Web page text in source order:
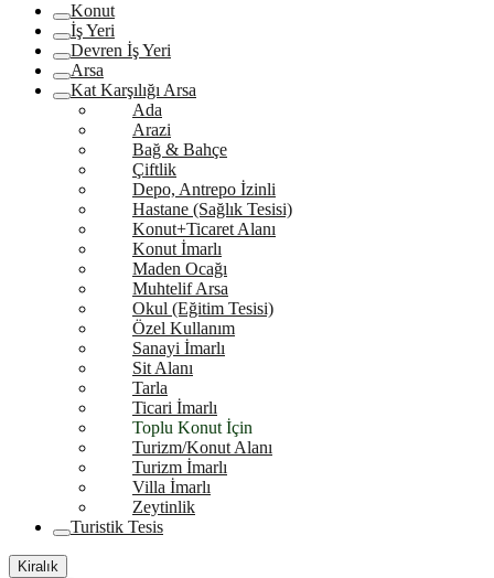
Konut
İş Yeri
Devren İş Yeri
Arsa
Kat Karşılığı Arsa
Ada
Arazi
Bağ & Bahçe
Çiftlik
Depo, Antrepo İzinli
Hastane (Sağlık Tesisi)
Konut+Ticaret Alanı
Konut İmarlı
Maden Ocağı
Muhtelif Arsa
Okul (Eğitim Tesisi)
Özel Kullanım
Sanayi İmarlı
Sit Alanı
Tarla
Ticari İmarlı
Toplu Konut İçin
Turizm/Konut Alanı
Turizm İmarlı
Villa İmarlı
Zeytinlik
Turistik Tesis
Kiralık